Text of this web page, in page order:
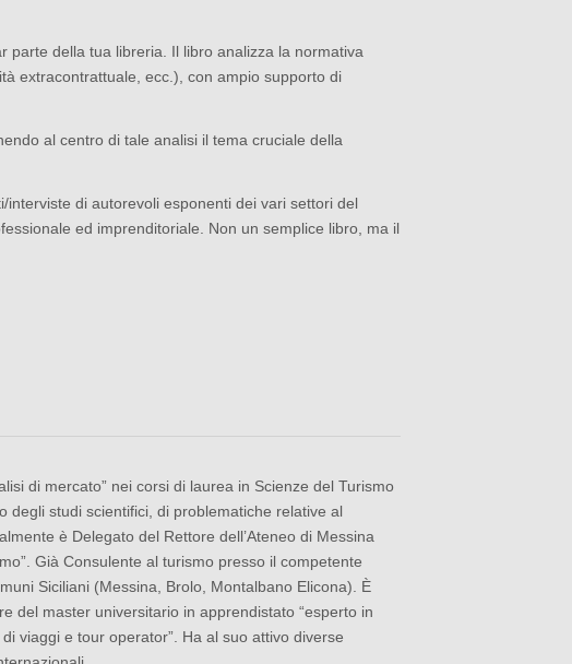
parte della tua libreria. Il libro analizza la normativa
extracontrattuale, ecc.), con ampio supporto di
al centro di tale analisi il tema cruciale della
di autorevoli esponenti dei vari settori del
ed imprenditoriale. Non un semplice libro, ma il
di mercato” nei corsi di laurea in Scienze del Turismo
degli studi scientifici, di problematiche relative al
è Delegato del Rettore dell’Ateneo di Messina
Già Consulente al turismo presso il competente
Siciliani (Messina, Brolo, Montalbano Elicona). È
del master universitario in apprendistato “esperto in
viaggi e tour operator”. Ha al suo attivo diverse